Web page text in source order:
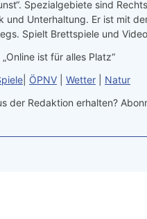
Spezialgebiete sind
und Unterhaltung. Er ist mit
Spielt Brettspiele und
„Online ist für alles Platz“
ÖPNV Wetter
Natur
der Redaktion erhalten?